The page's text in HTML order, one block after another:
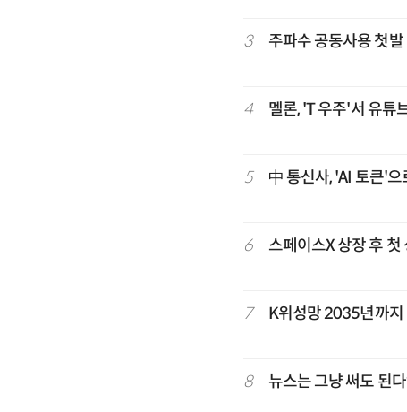
3 주파수 공동사용 첫
4 멜론, 'T 우주'서 유튜
5 中 통신사, 'AI 토큰'
6 스페이스X 상장 후
7 K위성망 2035년까
8 뉴스는 그냥 써도 된